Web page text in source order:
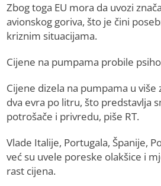
Zbog toga EU mora da uvozi
avionskog goriva, što je čini
kriznim situacijama.
Cijene na pumpama probile
Cijene dizela na pumpama u
dva evra po litru, što predstavlja
potrošače i privredu, piše RT.
Vlade Italije, Portugala, Španije,
već su uvele poreske olakšice i
rast cijena.